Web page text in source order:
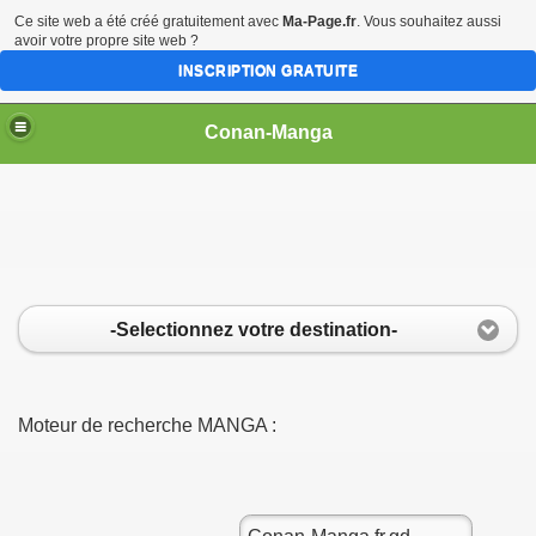
Conan-Manga
-Selectionnez votre destination-
Moteur de recherche MANGA :
Ce site web a été créé gratuitement avec Ma-Page.fr. Vous souhaitez aussi
avoir votre propre site web ?
INSCRIPTION GRATUITE